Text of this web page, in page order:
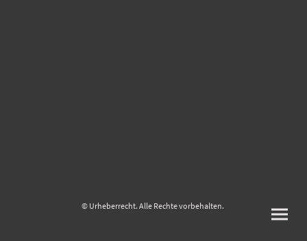
© Urheberrecht. Alle Rechte vorbehalten.